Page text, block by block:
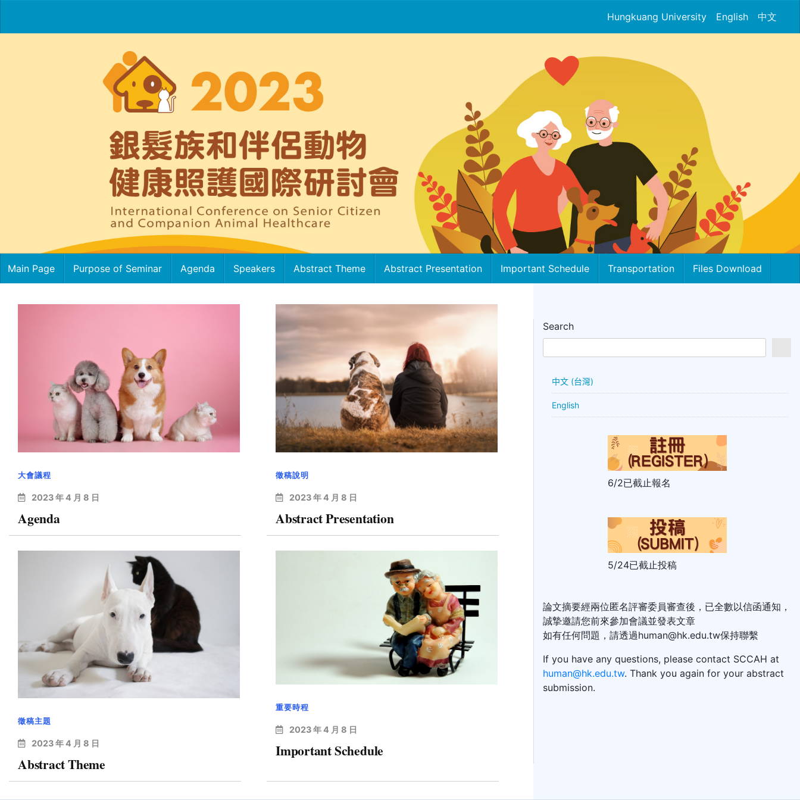
Hungkuang University English 中文
Main Page Purpose of Seminar Agenda Speakers Abstract Theme Abstract Presentation Important Schedule Transportation Files Download
大會議程
2023 年 4 月 8 日
Agenda
徵稿說明
2023 年 4 月 8 日
Abstract Presentation
徵稿主題
2023 年 4 月 8 日
Abstract Theme
重要時程
2023 年 4 月 8 日
Important Schedule
Search
中文 (台灣)
English
6/2已截止報名
5/24已截止投稿
論文摘要經兩位匿名評審委員審查後，已全數以信函通知，
誠摯邀請您前來參加會議並發表文章
如有任何問題，請透過human@hk.edu.tw保持聯繫
If you have any questions, please contact SCCAH at
human@hk.edu.tw. Thank you again for your abstract
submission.